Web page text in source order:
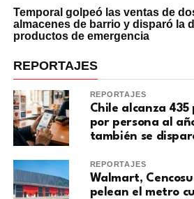
Temporal golpeó las ventas de
almacenes de barrio y disparó la
productos de emergencia
REPORTAJES
REPORTAJES
Chile alcanza
por persona al
también se
REPORTAJES
Walmart,
pelean el metro